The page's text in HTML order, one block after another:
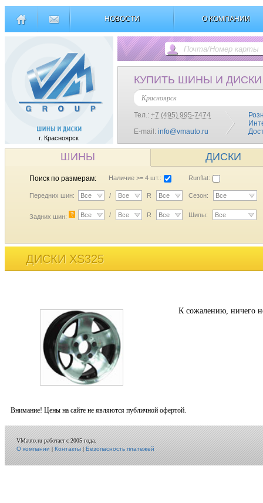
НОВОСТИ О КОМПАНИИ
г. Красноярск
КУПИТЬ ШИНЫ И ДИСКИ
Красноярск
Тел.: +7 (495) 995-7474
E-mail: info@vmauto.ru
ШИНЫ ДИСКИ
Поиск по размерам: Наличие >= 4 шт.: Runflat:
Передних шин: Все / Все R Все Сезон: Все
Задних шин: ? Все / Все R Все Шипы: Все
ДИСКИ XS325
К сожалению, ничего
Внимание! Цены на сайте не являются публичной офертой.
VMauto.ru работает с 2005 года.
О компании|Контакты|Безопасность платежей